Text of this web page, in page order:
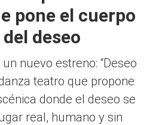
pone el cuerpo
deseo
nuevo estreno: “Deseo
teatro que propone
donde el deseo se
real, humano y sin